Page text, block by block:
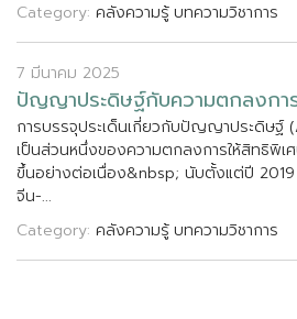
Category: คลังความรู้บทความวิชาการ
7 มีนาคม 2025
ปญญาประดษฐกบความตกลงกา
การบรรจประเดนเกยวกบปญญาประดษฐ (
เปนสวนหนงของความตกลงการใหสทธพเศ
ขนอยางตอเนอง&nbsp; นบตงแตป 2019
จน-...
Category: คลังความรู้บทความวิชาการ